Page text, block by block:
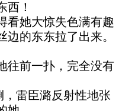
！
她大惊失色满有趣
的东东拉了出来。
前一扑，完全没有
雷臣潞反射性地张